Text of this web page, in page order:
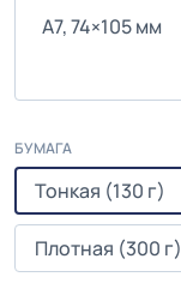
А7, 74×105 мм
БУМАГА
Тонкая (130 г)
Плотная (300 г)